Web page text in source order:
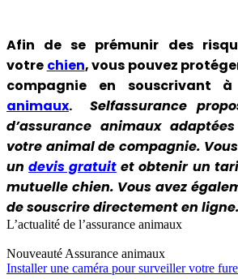
Afin de se prémunir des
votre chien, vous pouvez
compagnie en souscrivant
animaux. Selfassurance
d’assurance animaux
votre animal de compagnie.
undevis gratuit et obtenir un
mutuelle chien. Vous avez
de souscrire directement en ligne.
L’actualité de l’assurance animaux
NouveautéAssurance animaux
Installer une caméra pour surveiller votre